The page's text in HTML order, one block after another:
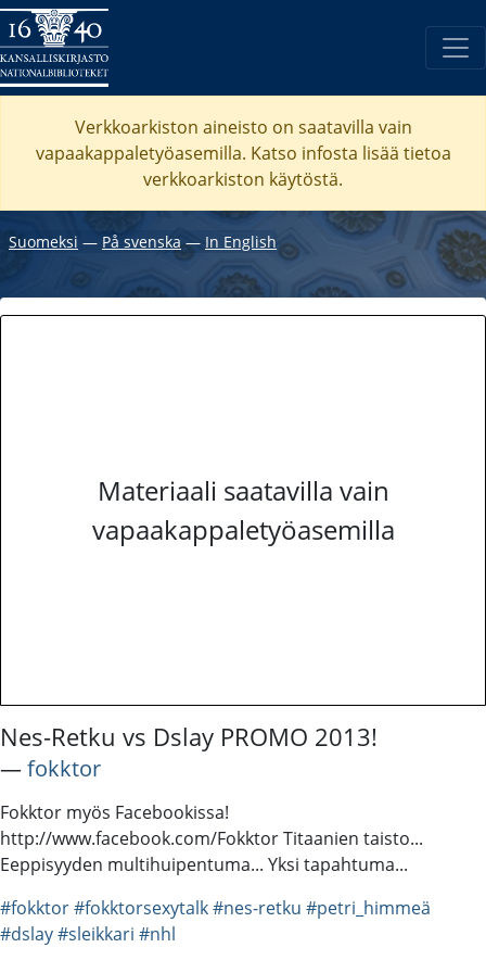
Verkkoarkiston aineisto on saatavilla vain
vapaakappaletyöasemilla. Katso infosta lisää tietoa
verkkoarkiston käytöstä.
Suomeksi ― På svenska― In English
Materiaali saatavilla vain
vapaakappaletyöasemilla
Nes-Retku vs Dslay PROMO 2013!
―fokktor
Fokktor myös Facebookissa!
http://www.facebook.com/Fokktor Titaanien taisto...
Eeppisyyden multihuipentuma... Yksi tapahtuma...
#fokktor#fokktorsexytalk#nes-retku #petri_himmeä
#dslay#sleikkari #nhl